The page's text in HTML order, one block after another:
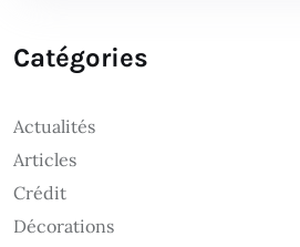
Catégories
Actualités
Articles
Crédit
Décorations